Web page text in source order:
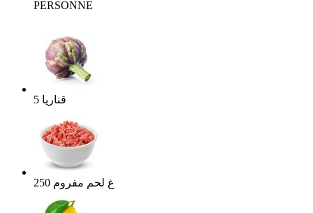
PERSONNE
5 قناريا
250 غ لحم مفروم